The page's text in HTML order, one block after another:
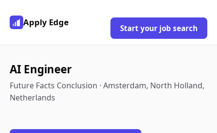
Apply Edge
Start your job search
AI Engineer
Future Facts Conclusion · Amsterdam, North Holland,
Netherlands